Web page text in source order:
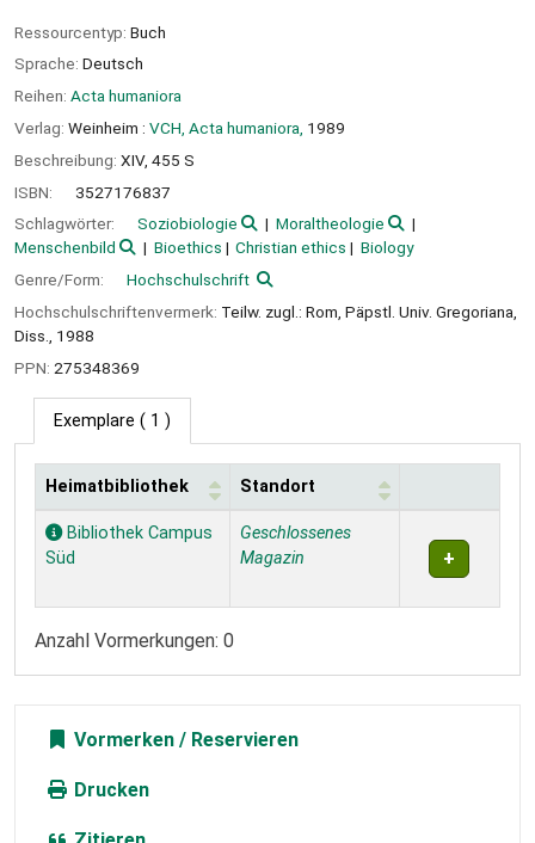
Ressourcentyp: Buch
Sprache: Deutsch
Reihen: Acta humaniora
Verlag: Weinheim : VCH, Acta humaniora, 1989
Beschreibung: XIV, 455 S
ISBN:
3527176837
Schlagwörter:
Soziobiologie
Moraltheologie
Menschenbild
Bioethics Christian ethics
Biology
Genre/Form:
Hochschulschrift
Hochschulschriftenvermerk: Teilw. zugl.: Rom, Päpstl. Univ. Gregoriana,
Diss., 1988
PPN: 275348369
Exemplare ( 1 )
Exemplare
Heimatbibliothek Standort
Bibliothek Campus
Süd
Geschlossenes
Magazin
Anzahl Vormerkungen: 0
Vormerken
Drucken